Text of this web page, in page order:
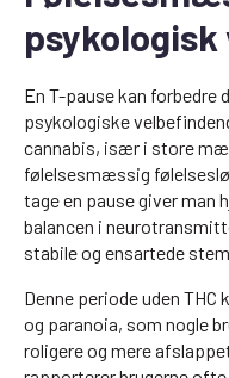
En T-pause kan
psykologiske
cannabis, især i store
følelsesmæssig
tage en pause giver man
balancen i
stabile og ensartede
Denne periode uden
og paranoia, som nogle
roligere og mere